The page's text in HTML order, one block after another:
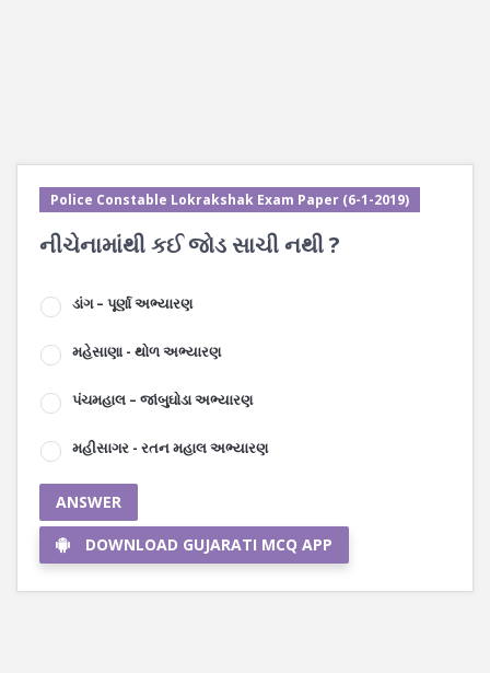
Police Constable Lokrakshak Exam Paper (6-1-2019)
નીચેનામાંથી કઈ જોડ સાચી નથી ?
ડાંગ – પૂર્ણા અભ્યારણ
મહેસાણા - થોળ અભ્યારણ
પંચમહાલ – જાંબુઘોડા અભ્યારણ
મહીસાગર - રતન મહાલ અભ્યારણ
ANSWER
DOWNLOAD GUJARATI MCQ APP